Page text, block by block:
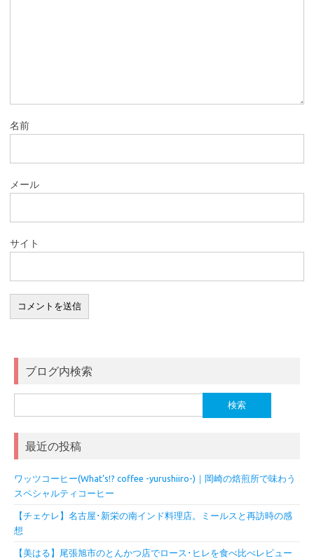
名前
メール
サイト
ブログ内検索
索:
最近の投稿
ワッツコーヒー(What’s!? coffee -yurushiiro-)｜岡崎の焙煎所で味わう
スペシャルティコーヒー
【チェケレ】名古屋･新栄の南インド料理店。ミールスと再訪時の感
想
【美はる】尾張旭市のとんかつ店でロース･ヒレを食べ比べレビュー